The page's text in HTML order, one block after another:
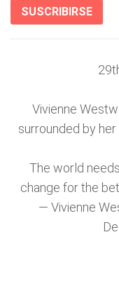
SUSCRIBIRSE
Vivienne
surrounded by her
The world
change for the
— Vivienne